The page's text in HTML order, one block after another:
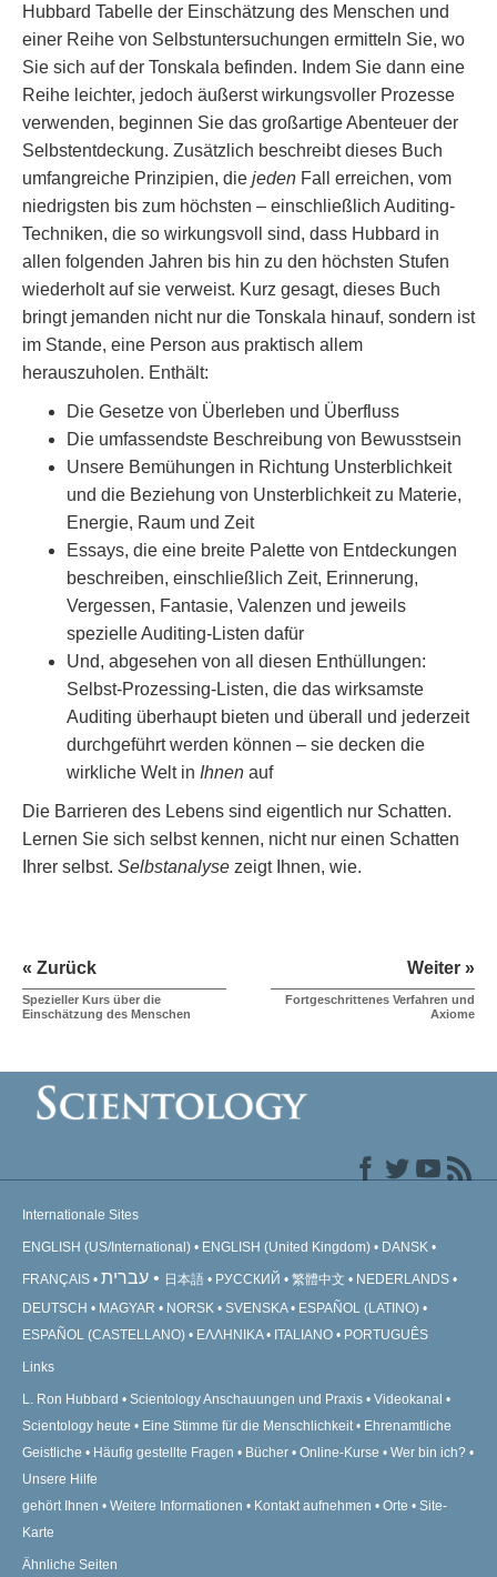
Hubbard Tabelle der Einschätzung des Menschen und
einer Reihe von Selbstuntersuchungen ermitteln Sie, wo
Sie sich auf der Tonskala befinden. Indem Sie dann eine
Reihe leichter, jedoch äußerst wirkungsvoller Prozesse
verwenden, beginnen Sie das großartige Abenteuer der
Selbstentdeckung. Zusätzlich beschreibt dieses Buch
umfangreiche Prinzipien, die jeden Fall erreichen, vom
niedrigsten bis zum höchsten – einschließlich Auditing-
Techniken, die so wirkungsvoll sind, dass Hubbard in
allen folgenden Jahren bis hin zu den höchsten Stufen
wiederholt auf sie verweist. Kurz gesagt, dieses Buch
bringt jemanden nicht nur die Tonskala hinauf, sondern ist
im Stande, eine Person aus praktisch allem
herauszuholen. Enthält:
Die Gesetze von Überleben und Überfluss
Die umfassendste Beschreibung von Bewusstsein
Unsere Bemühungen in Richtung Unsterblichkeit
und die Beziehung von Unsterblichkeit zu Materie,
Energie, Raum und Zeit
Essays, die eine breite Palette von Entdeckungen
beschreiben, einschließlich Zeit, Erinnerung,
Vergessen, Fantasie, Valenzen und jeweils
spezielle Auditing-Listen dafür
Und, abgesehen von all diesen Enthüllungen:
Selbst-Prozessing-Listen, die das wirksamste
Auditing überhaupt bieten und überall und jederzeit
durchgeführt werden können – sie decken die
wirkliche Welt in Ihnen auf
Die Barrieren des Lebens sind eigentlich nur Schatten.
Lernen Sie sich selbst kennen, nicht nur einen Schatten
Ihrer selbst. Selbstanalyse zeigt Ihnen, wie.
« Zurück
Spezieller Kurs über die
Einschätzung des Menschen
Weiter »
Fortgeschrittenes Verfahren und
Axiome
Internationale Sites
ENGLISH (US/International) ENGLISH (United Kingdom) DANSK
FRANÇAIS עברית 日本語 РУССКИЙ 繁體中文
NEDERLANDS
DEUTSCH
MAGYAR NORSK SVENSKA
ESPAÑOL (LATINO)
ESPAÑOL (CASTELLANO)
ΕΛΛΗΝΙΚA ITALIANO PORTUGUÊS
Links
L. Ron Hubbard Scientology Anschauungen und Praxis
Videokanal
Scientology heute
Eine Stimme für die Menschlichkeit
Ehrenamtliche
Geistliche
Häufig gestellte Fragen Bücher Online-Kurse
Wer bin ich?
Unsere Hilfe
gehört Ihnen
Weitere Informationen Kontakt aufnehmen Orte
Site-
Karte
Ähnliche Seiten